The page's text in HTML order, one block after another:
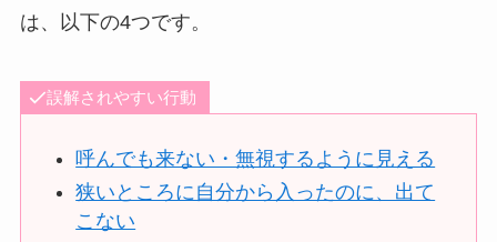
は、以下の4つです。
誤解されやすい行動
呼んでも来ない・無視するように見える
狭いところに自分から入ったのに、出て
こない